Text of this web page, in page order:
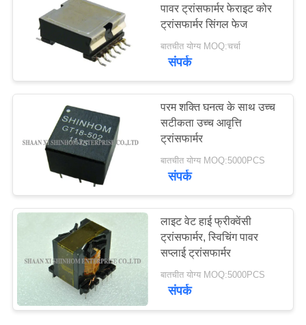
पावर ट्रांसफार्मर फेराइट कोर
ट्रांसफार्मर सिंगल फेज
बातचीत योग्य MOQ:चर्चा
संपर्क
परम शक्ति घनत्व के साथ उच्च
सटीकता उच्च आवृत्ति
ट्रांसफार्मर
बातचीत योग्य MOQ:5000PCS
संपर्क
लाइट वेट हाई फ्रीक्वेंसी
ट्रांसफार्मर, स्विचिंग पावर
सप्लाई ट्रांसफार्मर
बातचीत योग्य MOQ:5000PCS
संपर्क